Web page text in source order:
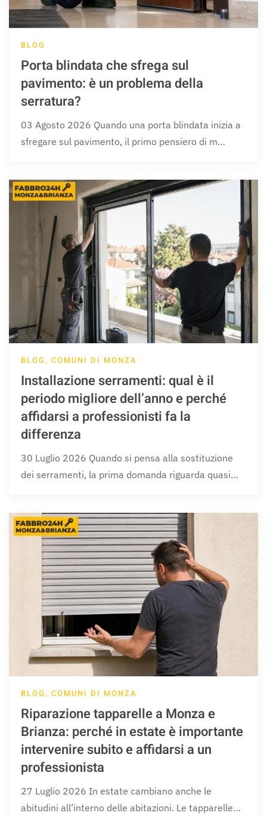
BLOG
Porta blindata che sfrega sul
pavimento: è un problema della
serratura?
03 Agosto 2026 Quando una porta blindata inizia a
sfregare sul pavimento, il primo pensiero di m…
BLOG, COMUNI DI MONZA
Installazione serramenti: qual è il
periodo migliore dell’anno e perché
affidarsi a professionisti fa la
differenza
30 Luglio 2026 Quando si pensa alla sostituzione
dei serramenti, la prima domanda riguarda quasi…
BLOG, COMUNI DI MONZA
Riparazione tapparelle a Monza e
Brianza: perché in estate è importante
intervenire subito e affidarsi a un
professionista
27 Luglio 2026 In estate cambiano anche le
abitudini all’interno delle abitazioni. Le tapparelle…